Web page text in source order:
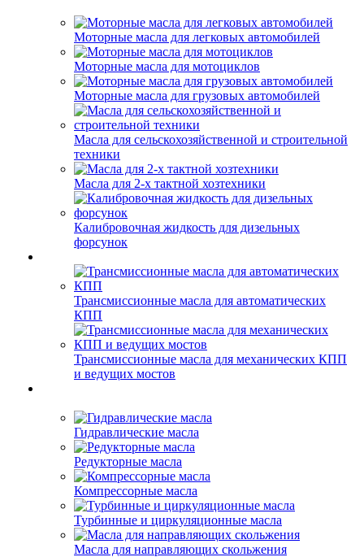
Моторные масла для легковых автомобилей
Моторные масла для мотоциклов
Моторные масла для грузовых автомобилей
Масла для сельскохозяйственной и строительной
техники
Масла для 2-х тактной хозтехники
Калибровочная жидкость для дизельных
форсунок
Трансмиссионные масла для автоматических
КПП
Трансмиссионные масла для механических КПП
и ведущих мостов
Гидравлические масла
Редукторные масла
Компрессорные масла
Турбинные и циркуляционные масла
Масла для направляющих скольжения